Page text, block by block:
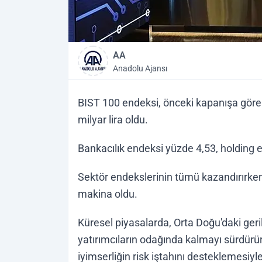
AA
Anadolu Ajansı
BIST 100 endeksi, önceki kapanışa
milyar lira oldu.
Bankacılık endeksi yüzde 4,53,
Sektör endekslerinin tümü
makina oldu.
Küresel piyasalarda, Orta Doğu'daki
yatırımcıların odağında kalmayı
iyimserliğin risk iştahını